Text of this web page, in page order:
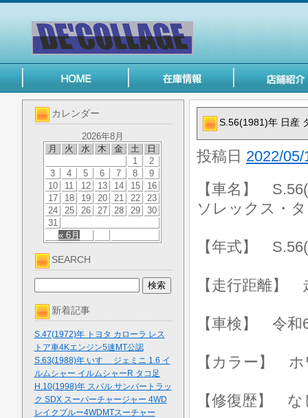
カレンダー
2026年8月
月
火 水 木 金 土 日
« 6月
1
2
3
4 5 6 7 8
9
10
11 12 13 14 15
16
17
18 19 20 21 22
23
24
25 26 27 28 29
30
31
SEARCH
新着記事
S.47(1972)年 トヨタ カローラ レス
トア車4Kエンジン5速MT公認
S.63(1988)年 いすゞ ジェミニ 1.6 イ
ルムシャー イルムシャーR タコ足
H.10(1998)年 スバル サンバートラッ
ク SDX スーパーチャージャー 4WD
レイクブルー4WDMTスーチャー
S.56(1981)年 日産
投稿日 2022/05/
【車名】
ソレックス・
【年式】
【走行距離】
【車検】 令和
【カラー】
【修復歴】 な